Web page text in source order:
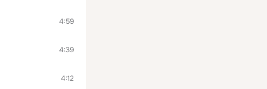
4:59
4:39
4:12